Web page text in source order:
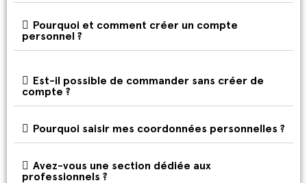
Pourquoi et comment créer un compte
personnel ?
Est-il possible de commander sans créer de
compte ?
Pourquoi saisir mes coordonnées personnelles ?
Avez-vous une section dédiée aux
professionnels ?